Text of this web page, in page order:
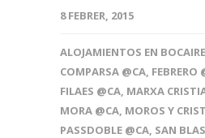
8 FEBRER, 2015
ALOJAMIENTOS EN
COMPARSA @CA, FEBRERO
FILAES @CA, MARXA
MORA @CA, MOROS Y
PASSDOBLE @CA, SAN